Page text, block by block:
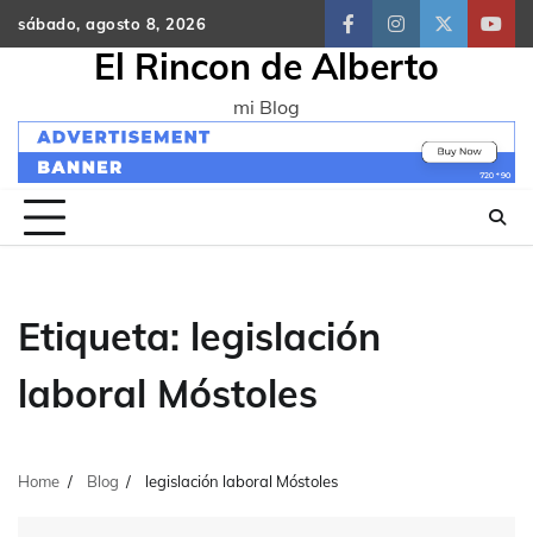
Skip
to
sábado, agosto 8, 2026
facebookinstagram
twitter
El Rincon de Alberto
mi Blog
Etiqueta: legislación
laboral Móstoles
Home Blog legislación laboral Móstoles